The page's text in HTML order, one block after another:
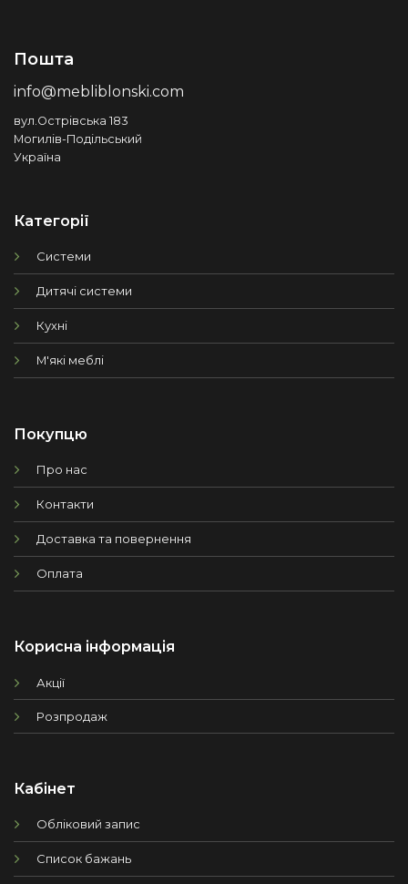
Пошта
info@mebliblonski.com
вул.Острівська 183
Могилів-Подільський
Україна
Категорії
Системи
Дитячі системи
Кухні
М'які меблі
Покупцю
Про нас
Контакти
Доставка та повернення
Оплата
Корисна інформація
Акції
Розпродаж
Кабінет
Обліковий запис
Список бажань